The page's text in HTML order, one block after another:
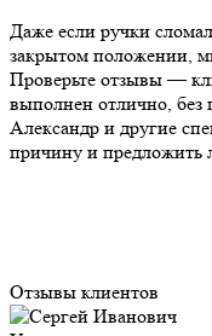
Даже если ручки
закрытом положении,
Проверьте отзывы —
выполнен отлично, без
Александр и другие
причину и предложить
Отзывы клиентов